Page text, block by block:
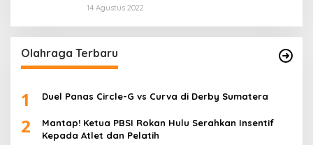
14 Agustus 2022
Olahraga Terbaru
1 Duel Panas Circle-G vs Curva di Derby Sumatera
2
Mantap! Ketua PBSI Rokan Hulu Serahkan Insentif
Kepada Atlet dan Pelatih